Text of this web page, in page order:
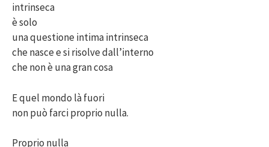
intrinseca
è solo
una questione intima intrinseca
che nasce e si risolve dall’interno
che non è una gran cosa
E quel mondo là fuori
non può farci proprio nulla.
Proprio nulla